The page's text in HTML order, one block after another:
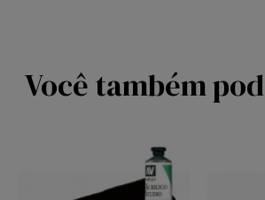
Você também